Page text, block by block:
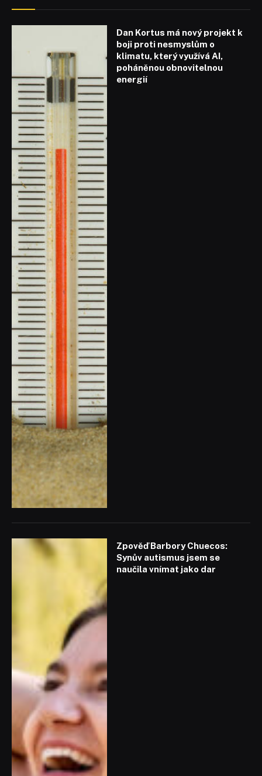
Dan Kortus má nový projekt k
boji proti nesmyslům o
klimatu, který využívá AI,
poháněnou obnovitelnou
energií
Zpověď Barbory Chuecos:
Synův autismus jsem se
naučila vnímat jako dar